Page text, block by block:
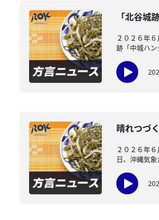
「北谷城
２０２６年
跡「中城ハ
晴れつづ
２０２６年
日、沖縄気